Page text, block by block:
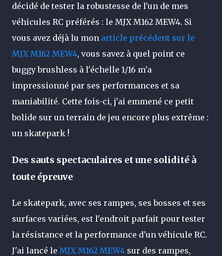
décidé de tester la robustesse de l'un de mes
véhicules RC préférés : le MJX M162 MEW4. Si
vous avez déjà lu mon article précédent sur le
MJX M162 MEW4, vous savez à quel point ce
buggy brushless à l'échelle 1/16 m'a
impressionné par ses performances et sa
maniabilité. Cette fois-ci, j'ai emmené ce petit
bolide sur un terrain de jeu encore plus extrême :
un skatepark !
Des sauts spectaculaires et une solidité à
toute épreuve
Le skatepark, avec ses rampes, ses bosses et ses
surfaces variées, est l'endroit parfait pour tester
la résistance et la performance d'un véhicule RC.
J'ai lancé le MJX M162 MEW4 sur des rampes,